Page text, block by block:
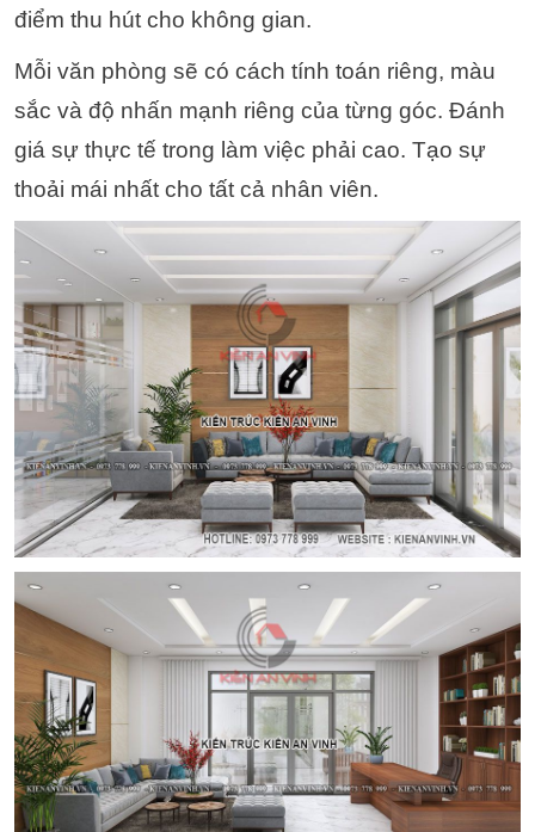
điểm thu hút cho không gian.
Mỗi văn phòng sẽ có cách tính toán riêng, màu
sắc và độ nhấn mạnh riêng của từng góc. Đánh
giá sự thực tế trong làm việc phải cao. Tạo sự
thoải mái nhất cho tất cả nhân viên.